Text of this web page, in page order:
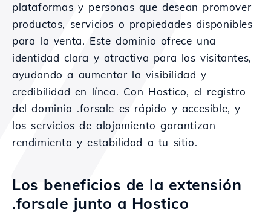
plataformas y personas que desean promover
productos, servicios o propiedades disponibles
para la venta. Este dominio ofrece una
identidad clara y atractiva para los visitantes,
ayudando a aumentar la visibilidad y
credibilidad en línea. Con Hostico, el registro
del dominio .forsale es rápido y accesible, y
los servicios de alojamiento garantizan
rendimiento y estabilidad a tu sitio.
Los beneficios de la extensión
.forsale junto a Hostico